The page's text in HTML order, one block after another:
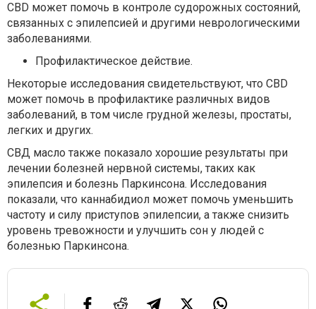
CBD может помочь в контроле судорожных состояний,
связанных с эпилепсией и другими неврологическими
заболеваниями.
Профилактическое действие.
Некоторые исследования свидетельствуют, что CBD
может помочь в профилактике различных видов
заболеваний, в том числе грудной железы, простаты,
легких и других.
СВД масло также показало хорошие результаты при
лечении болезней нервной системы, таких как
эпилепсия и болезнь Паркинсона. Исследования
показали, что каннабидиол может помочь уменьшить
частоту и силу приступов эпилепсии, а также снизить
уровень тревожности и улучшить сон у людей с
болезнью Паркинсона.